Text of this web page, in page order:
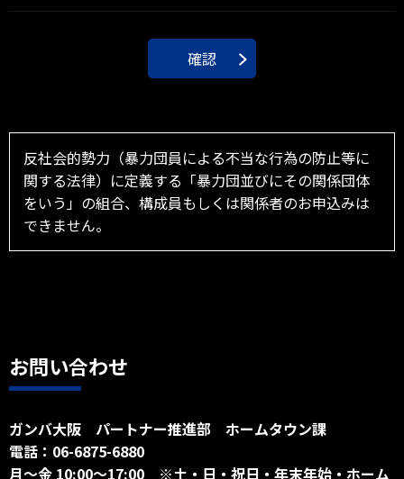
確認
反社会的勢力（暴力団員による不当な行為の防止等に
関する法律）に定義する「暴力団並びにその関係団体
をいう」の組合、構成員もしくは関係者のお申込みは
できません。
お問い合わせ
ガンバ大阪 パートナー推進部 ホームタウン課
電話：06-6875-6880
月～金 10:00～17:00 ※土・日・祝日・年末年始・ホーム